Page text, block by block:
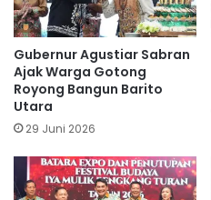
Gubernur Agustiar Sabran
Ajak Warga Gotong
Royong Bangun Barito
Utara
29 Juni 2026